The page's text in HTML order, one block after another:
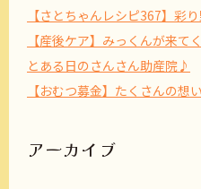
【さとちゃんレシピ367】彩
【産後ケア】みっくんが来て
とある日のさんさん助産院♪
【おむつ募金】たくさんの想
アーカイブ